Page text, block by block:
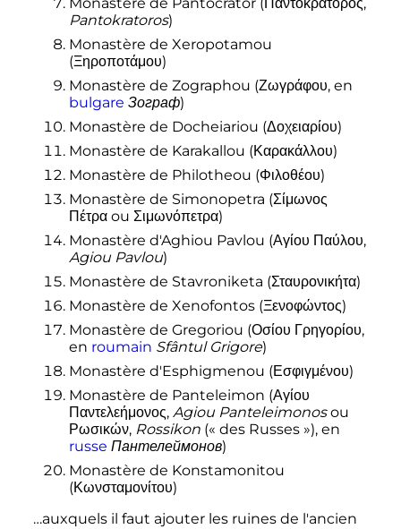
Pantokratoros)
Monastère de Xeropotamou
(Ξηροποτάμου)
Monastère de Zographou (Ζωγράφου, en
bulgare Зограф)
Monastère de Docheiariou (Δοχειαρίου)
Monastère de Karakallou (Καρακάλλου)
Monastère de Philotheou (Φιλοθέου)
Monastère de Simonopetra (Σίμωνος
Πέτρα ou Σιμωνόπετρα)
Monastère d'Aghiou Pavlou (Αγίου Παύλου,
Agiou Pavlou)
Monastère de Stavroniketa (Σταυρονικήτα)
Monastère de Xenofontos (Ξενοφώντος)
Monastère de Gregoriou (Οσίου Γρηγορίου,
en roumain Sfântul Grigore)
Monastère d'Esphigmenou (Εσφιγμένου)
Monastère de Panteleimon (Αγίου
Παντελεήμονος, Agiou Panteleimonosou
Ρωσικών, Rossikon(« des Russes »), en
russe Пантелеймонов)
Monastère de Konstamonitou
(Κωνσταμονίτου)
…auxquels il faut ajouter les ruines de l'ancien